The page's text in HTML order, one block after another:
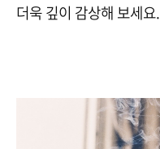
더욱 깊이 감상해 보세요.